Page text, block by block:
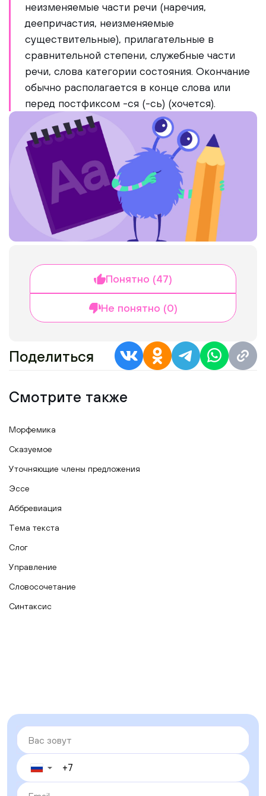
неизменяемые части речи (наречия,
деепричастия, неизменяемые
существительные), прилагательные в
сравнительной степени, служебные части
речи, слова категории состояния. Окончание
обычно располагается в конце слова или
перед постфиксом -ся (-сь) (хочется).
Понятно (47)
Не понятно (0)
Поделиться
Смотрите также
Морфемика
Сказуемое
Уточняющие члены предложения
Эссе
Аббревиация
Тема текста
Слог
Управление
Словосочетание
Синтаксис
▼